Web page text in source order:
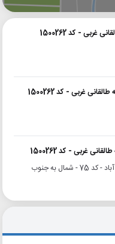
- کد 1500262
غربی - کد 1500262
غربی - کد 1500262
به جنوب